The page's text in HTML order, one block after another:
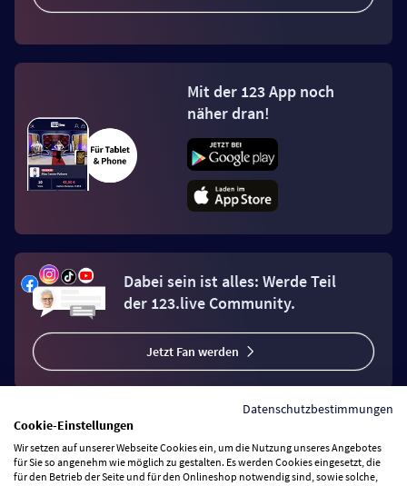
Mit der 123 App noch
näher dran!
Dabei sein ist alles: Werde Teil
der 123.live Community.
Jetzt Fan werden
Vertrag widerrufen
Datenschutzbestimmungen
Cookie-Einstellungen
Wir setzen auf unserer Webseite Cookies ein, um die Nutzung unseres Angebotes
für Sie so angenehm wie möglich zu gestalten. Es werden Cookies eingesetzt, die
für den Betrieb der Seite und für den Onlineshop notwendig sind, sowie solche,